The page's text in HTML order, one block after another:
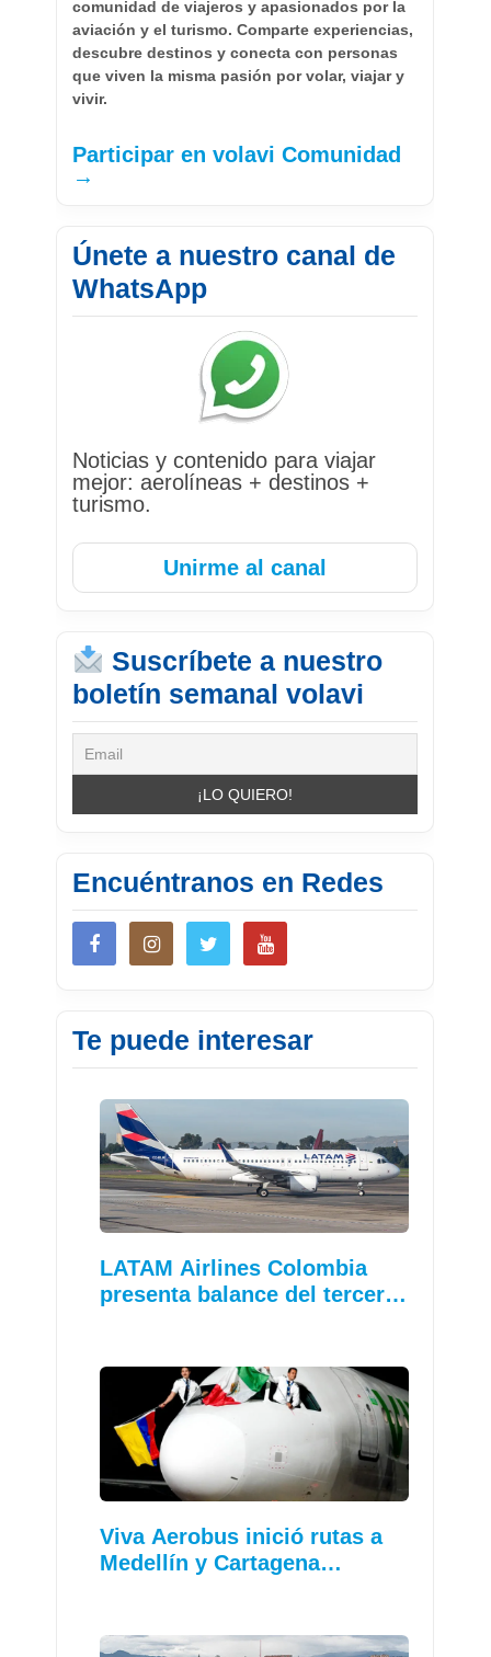
comunidad de viajeros y apasionados por la
aviación y el turismo. Comparte experiencias,
descubre destinos y conecta con personas
que viven la misma pasión por volar, viajar y
vivir.
Participar en volavi Comunidad
→
Únete a nuestro canal de
WhatsApp
Noticias y contenido para viajar
mejor: aerolíneas + destinos +
turismo.
Unirme al canal
Suscríbete a nuestro
boletín semanal volavi
Encuéntranos en Redes
Te puede interesar
LATAM Airlines Colombia
presenta balance del tercer…
Viva Aerobus inició rutas a
Medellín y Cartagena…